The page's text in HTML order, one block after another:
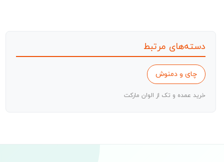
دسته‌های مرتبط
چای و دمنوش
خرید عمده و تک از الوان مارکت